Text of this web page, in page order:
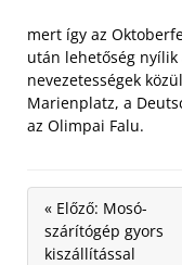
mert így az
után lehetőség
nevezetességek
Marienplatz, a
az Olimpai Falu.
« Előző: Mosó-
szárítógép gyors
kiszállítással